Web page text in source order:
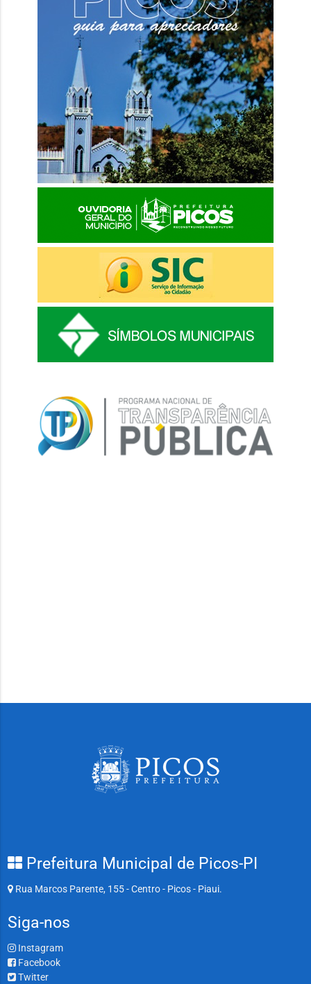
Prefeitura Municipal de Picos-PI
Rua Marcos Parente, 155 - Centro - Picos - Piaui.
Siga-nos
Instagram
Facebook
Twitter